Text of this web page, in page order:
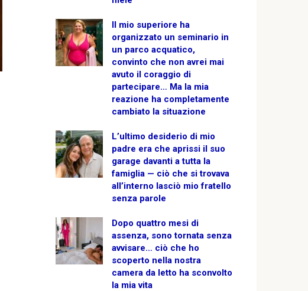
Il mio superiore ha
organizzato un seminario in
un parco acquatico,
convinto che non avrei mai
avuto il coraggio di
partecipare… Ma la mia
reazione ha completamente
cambiato la situazione
L’ultimo desiderio di mio
padre era che aprissi il suo
garage davanti a tutta la
famiglia — ciò che si trovava
all’interno lasciò mio fratello
senza parole
Dopo quattro mesi di
assenza, sono tornata senza
avvisare… ciò che ho
scoperto nella nostra
camera da letto ha sconvolto
la mia vita